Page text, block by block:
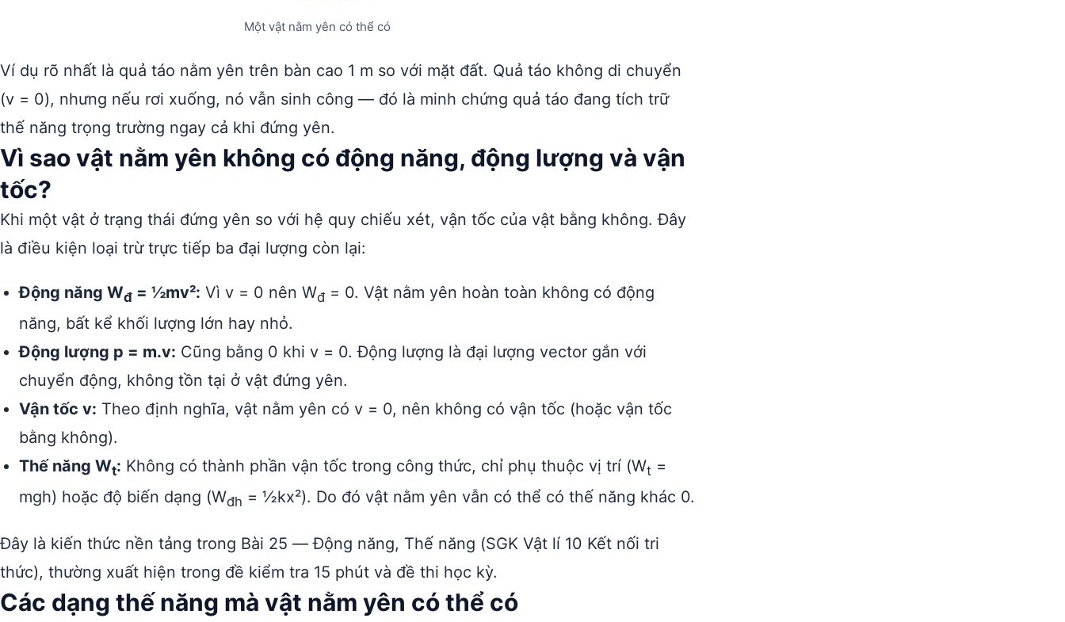
Một vật nằm yên có thể có
Ví dụ rõ nhất là quả táo nằm yên trên bàn cao 1 m so với mặt đất. Quả táo không di chuyển
(v = 0), nhưng nếu rơi xuống, nó vẫn sinh công — đó là minh chứng quả táo đang tích trữ
thế năng trọng trường ngay cả khi đứng yên.
Vì sao vật nằm yên không có động năng, động lượng và vận
tốc?
Khi một vật ở trạng thái đứng yên so với hệ quy chiếu xét, vận tốc của vật bằng không. Đây
là điều kiện loại trừ trực tiếp ba đại lượng còn lại:
Động năng Wđ = ½mv²: Vì v = 0 nên Wđ= 0. Vật nằm yên hoàn toàn không có động
năng, bất kể khối lượng lớn hay nhỏ.
Động lượng p = m.v: Cũng bằng 0 khi v = 0. Động lượng là đại lượng vector gắn với
chuyển động, không tồn tại ở vật đứng yên.
Vận tốc v: Theo định nghĩa, vật nằm yên có v = 0, nên không có vận tốc (hoặc vận tốc
bằng không).
Thế năng Wt: Không có thành phần vận tốc trong công thức, chỉ phụ thuộc vị trí (Wt =
mgh) hoặc độ biến dạng (Wđh = ½kx²). Do đó vật nằm yên vẫn có thể có thế năng khác 0.
Đây là kiến thức nền tảng trong Bài 25 — Động năng, Thế năng (SGK Vật lí 10 Kết nối tri
thức), thường xuất hiện trong đề kiểm tra 15 phút và đề thi học kỳ.
Các dạng thế năng mà vật nằm yên có thể có